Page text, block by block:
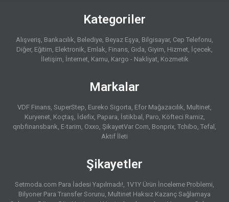
Kategoriler
Alışveriş Bankacılık Belediye Beyaz Eşya Bilgisayar Cep Telefonu
Diğer Eğitim Elektronik Emlak Finans Gıda Giyim Hizmet İçecek
İletişim İnternet Kamu Kargo - Nakliyat Kozmetik
Markalar
VDF Finans SuperStep Eureko Sigorta Efor Mağazacılık Multinet
Kuryenet Koçtaş İdefix Papara İstikbal Paro Köfteci Ramiz
qnbfinansbank E-tarim Oxxo ŞikayetVar Com Bonprix Tchibo Tefal
Aktif İleti
Şikayetler
Setmoda.com Para İadesi Yapılmadı! 1V1Y Ürün İnceleme Problemi
Bilyoner Para Transfer Sorunu Multinet Haksız Kazanç Sağlamaya